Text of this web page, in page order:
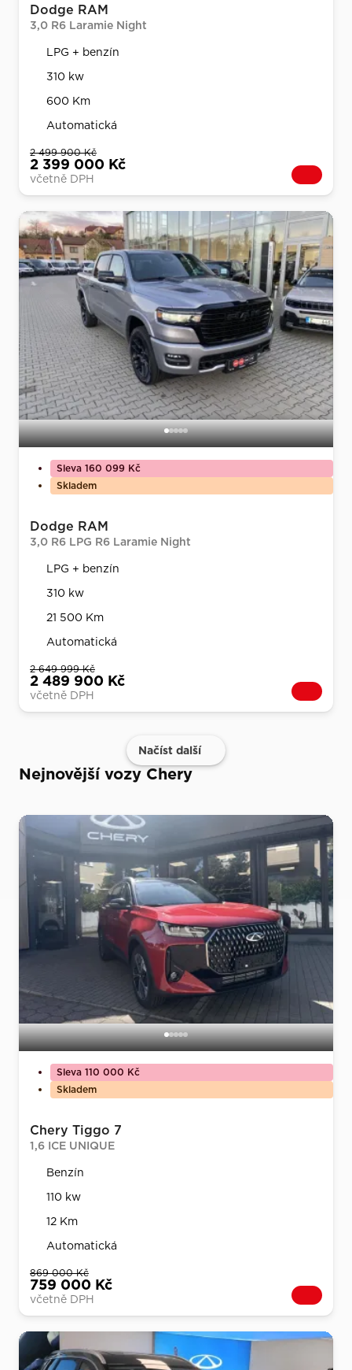
Dodge RAM
3,0 R6 Laramie Night
LPG + benzín
310 kw
600 Km
Automatická
2 499 900 Kč
2 399 000 Kč
včetně DPH
Sleva 160 099 Kč
Skladem
Dodge RAM
3,0 R6 LPG R6 Laramie Night
LPG + benzín
310 kw
21 500 Km
Automatická
2 649 999 Kč
2 489 900 Kč
včetně DPH
Načíst další
Nejnovější vozy Chery
Sleva 110 000 Kč
Skladem
Chery Tiggo 7
1,6 ICE UNIQUE
Benzín
110 kw
12 Km
Automatická
869 000 Kč
759 000 Kč
včetně DPH